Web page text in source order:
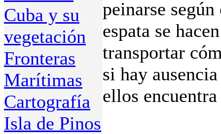
Cuba y su
vegetación
Fronteras
Marítimas
Cartografía
Isla de Pinos
peinarse
espata se
transportar
si hay
ellos